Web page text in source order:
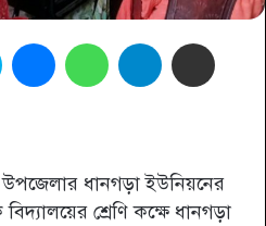
Skype MessengerWhatsAppTelegram
উপজেলার ধানগড়া ইউনিয়নের
শ্রেণি কক্ষে ধানগড়া